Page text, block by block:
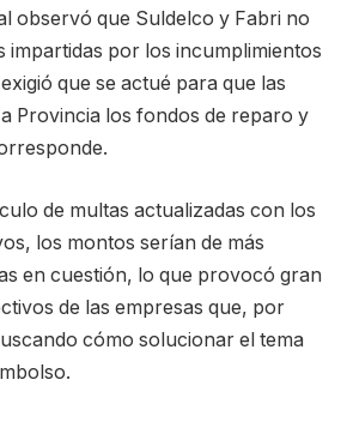
observó que Suldelco y Fabri no
impartidas por los incumplimientos
que se actué para que las
Provincia los fondos de reparo y
de multas actualizadas con los
los montos serían de más
en cuestión, lo que provocó gran
de las empresas que, por
cómo solucionar el tema